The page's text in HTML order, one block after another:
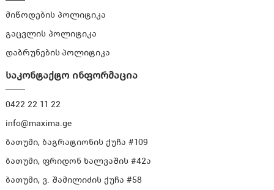
მიწოდების პოლიტიკა
გაცვლის პოლიტიკა
დაბრუნების პოლიტიკა
საკონტაქტო ინფორმაცია
0422 22 11 22
info@maxima.ge
ბათუმი, ბაგრატიონის ქუჩა #109
ბათუმი, ფრიდონ ხალვაშის #42ა
ბათუმი, ვ. შამილიძის ქუჩა #58